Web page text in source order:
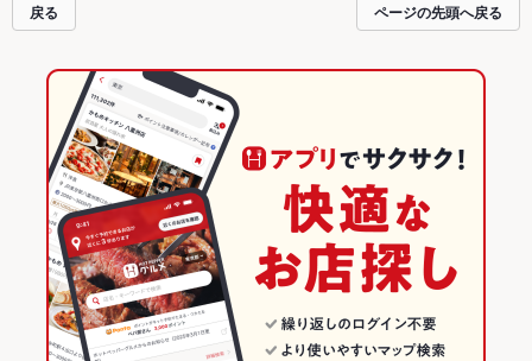
戻る ページの先頭へ戻る